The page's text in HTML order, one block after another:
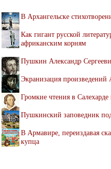
В Архангельске
Как гигант русской
африканским корням
Пушкин Александр
Экранизация
Громкие чтения в
Пушкинский заповедник
В Армавире, переиздавая
купца